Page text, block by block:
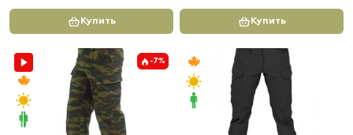
Купить Купить
-7%